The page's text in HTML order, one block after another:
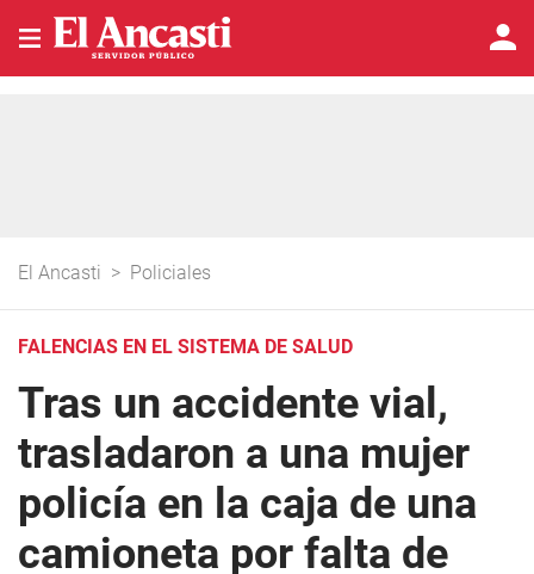
El Ancasti > Policiales
FALENCIAS EN EL SISTEMA DE SALUD
Tras un accidente vial,
trasladaron a una mujer
policía en la caja de una
camioneta por falta de